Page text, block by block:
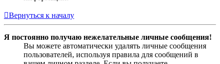
Вернуться к началу
Я постоянно получаю нежелательные личные сообщения!
Вы можете автоматически удалять личные сообщения
пользователей, используя правила для сообщений в